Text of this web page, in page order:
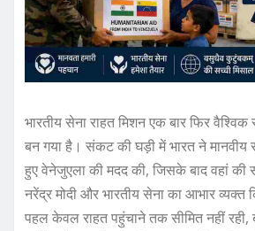
भारतीय सेना राहत मिशन एक बार फिर वैश्विक
बन गया है। संकट की घड़ी में भारत ने मानवीय
हुए वेनेजुएला की मदद की, जिसके बाद वहां की
नरेंद्र मोदी और भारतीय सेना का आभार व्यक्त
पहल केवल राहत पहुंचाने तक सीमित नहीं रही,